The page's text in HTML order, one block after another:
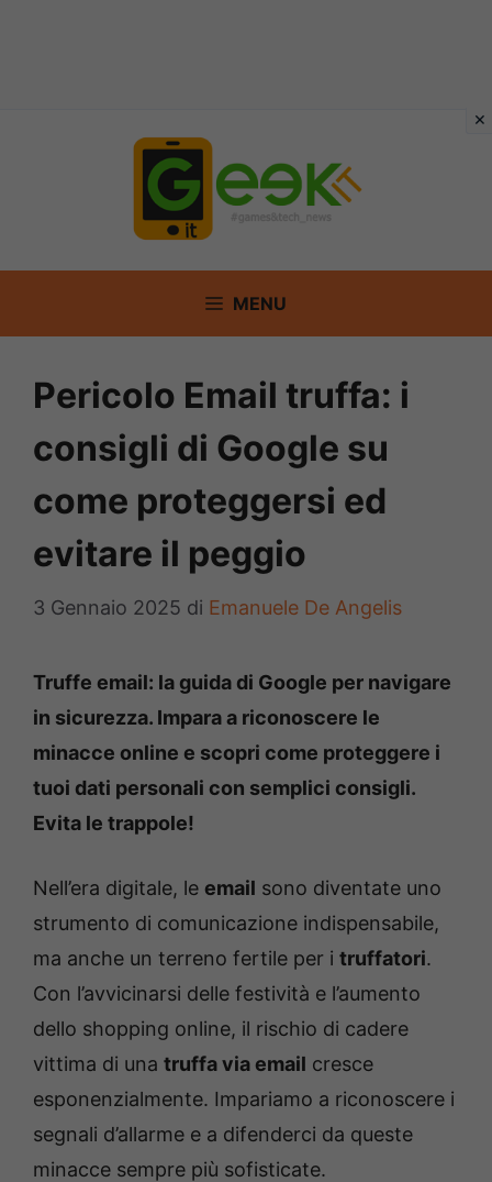
MENU
Pericolo Email truffa: i
consigli di Google su
come proteggersi ed
evitare il peggio
3 Gennaio 2025 di Emanuele De Angelis
Truffe email: la guida di Google per navigare
in sicurezza. Impara a riconoscere le
minacce online e scopri come proteggere i
tuoi dati personali con semplici consigli.
Evita le trappole!
Nell’era digitale, le email sono diventate uno
strumento di comunicazione indispensabile,
ma anche un terreno fertile per i truffatori.
Con l’avvicinarsi delle festività e l’aumento
dello shopping online, il rischio di cadere
vittima di una truffa via email cresce
esponenzialmente. Impariamo a riconoscere i
segnali d’allarme e a difenderci da queste
minacce sempre più sofisticate.